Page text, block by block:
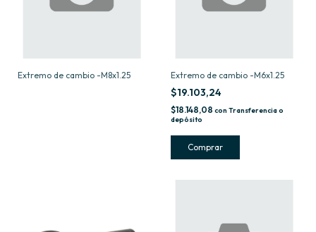
Extremo de cambio -M8x1.25 Extremo de cambio -M6x1.25
$19.103,24
$18.148,08 con Transferencia o
depósito